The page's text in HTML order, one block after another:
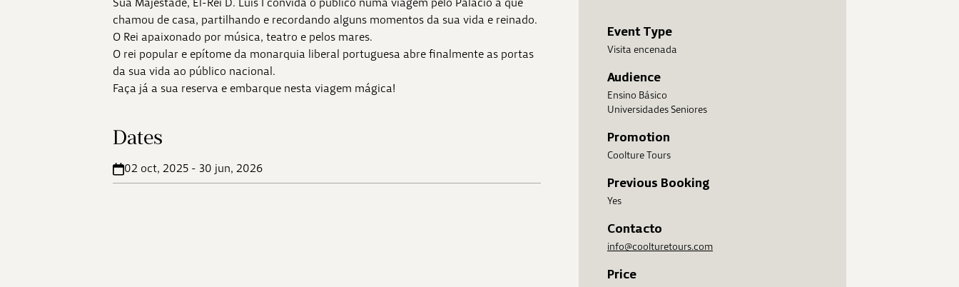
chamou de casa, partilhando e recordando alguns momentos da sua vida e reinado.
O Rei apaixonado por música, teatro e pelos mares.
O rei popular e epítome da monarquia liberal portuguesa abre finalmente as portas
da sua vida ao público nacional.
Faça já a sua reserva e embarque nesta viagem mágica!
Dates
02 oct, 2025 - 30 jun, 2026
Event Type
Visita encenada
Audience
Ensino Básico
Universidades Seniores
Promotion
Coolture Tours
Previous Booking
Yes
Contacto
info@coolturetours.com
Price